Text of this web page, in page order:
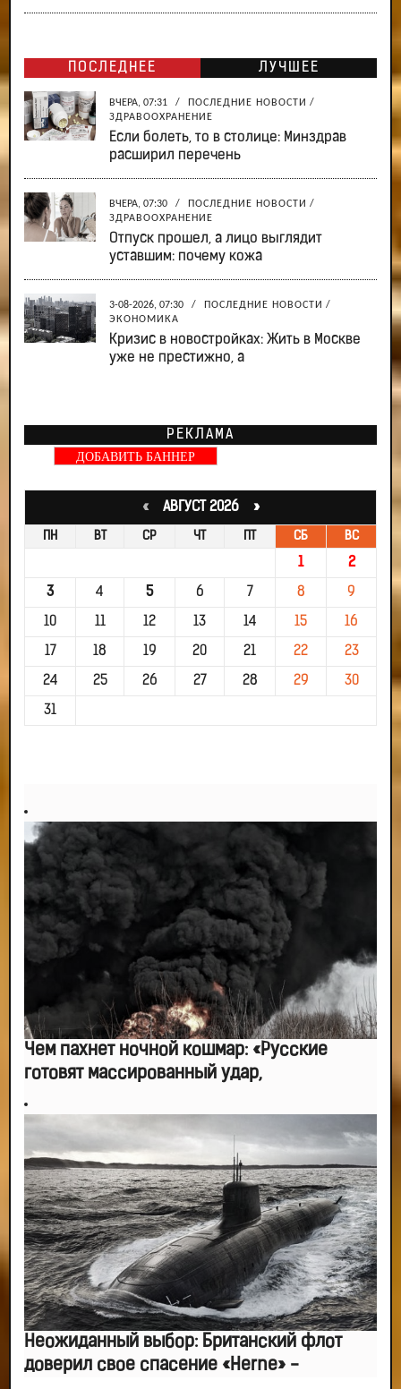
ПОСЛЕДНЕЕ ЛУЧШЕЕ
ВЧЕРА, 07:31 / ПОСЛЕДНИЕ НОВОСТИ /
ЗДРАВООХРАНЕНИЕ
Если болеть, то в столице: Минздрав
расширил перечень
ВЧЕРА, 07:30 / ПОСЛЕДНИЕ НОВОСТИ /
ЗДРАВООХРАНЕНИЕ
Отпуск прошел, а лицо выглядит
уставшим: почему кожа
3-08-2026, 07:30 / ПОСЛЕДНИЕ НОВОСТИ /
ЭКОНОМИКА
Кризис в новостройках: Жить в Москве
уже не престижно, а
РЕКЛАМА
ДОБАВИТЬ БАННЕР
«АВГУСТ 2026 »
ПН ВТ СР ЧТ ПТ СБ ВС
1 2
3 4 5 6 7 8 9
10 11 12 13 14 15 16
17 18 19 20 21 22 23
24 25 26 27 28 29 30
31
Чем пахнет ночной кошмар: «Русские
готовят массированный удар,
Неожиданный выбор: Британский флот
доверил свое спасение «Herne» -